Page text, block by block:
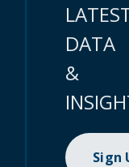
DATA
&
Sign